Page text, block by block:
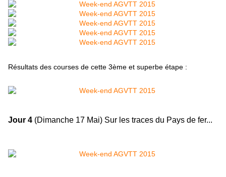
Résultats des courses de cette 3ème et superbe étape :
Jour 4 (Dimanche 17 Mai) Sur les traces du Pays de fer...